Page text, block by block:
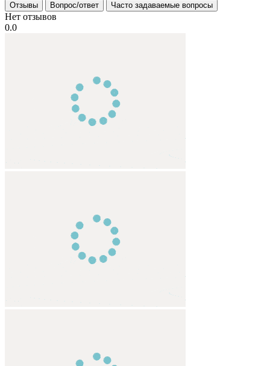
Отзывы Вопрос/ответ Часто задаваемые вопросы
Нет отзывов
0.0